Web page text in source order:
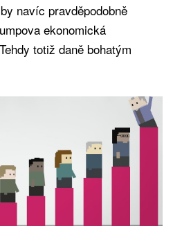
navíc pravděpodobně
ekonomická
totiž daně bohatým